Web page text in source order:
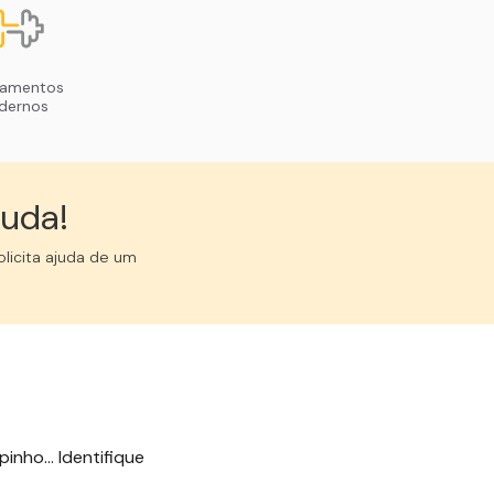
ajuda de um
Identifique